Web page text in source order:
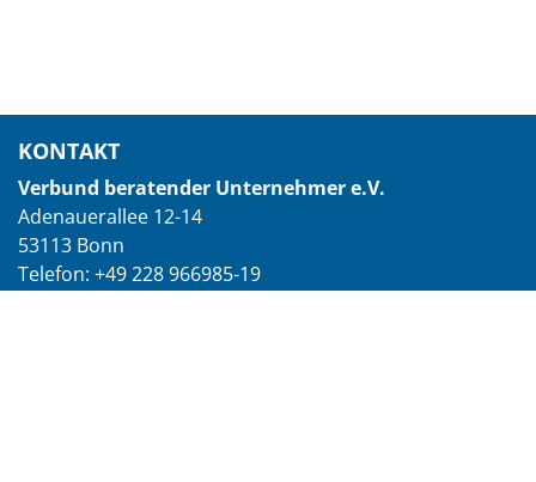
KONTAKT
Verbund beratender Unternehmer e.V.
Adenauerallee 12-14
53113 Bonn
Telefon: +49 228 966985-19